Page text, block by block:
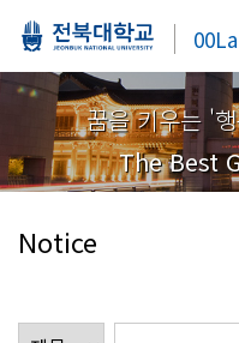
꿈을 키우는 '
The Best
Notice